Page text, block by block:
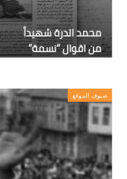
محمد الدرة شهيداً
من اقوال “نسمة”
ضيوف الموقع